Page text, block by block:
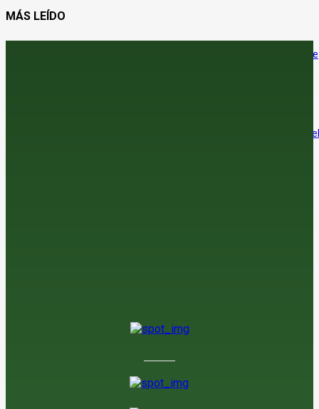
MÁS LEÍDO
Canarias eleva a Europa el expediente para registrar la IGP ‘Café de
Canarias y Comunidad Valenciana encabezan el envejecimiento del